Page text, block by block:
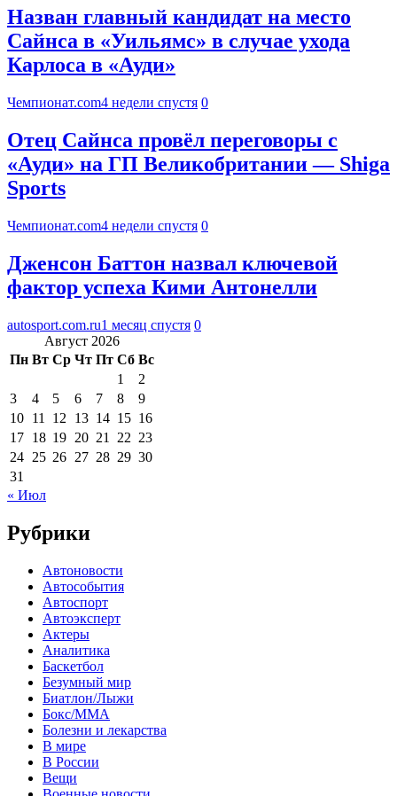
Назван главный кандидат на место
Сайнса в «Уильямс» в случае ухода
Карлоса в «Ауди»
Чемпионат.com4 недели спустя 0
Отец Сайнса провёл переговоры с
«Ауди» на ГП Великобритании — Shiga
Sports
Чемпионат.com4 недели спустя 0
Дженсон Баттон назвал ключевой
фактор успеха Кими Антонелли
autosport.com.ru1 месяц спустя 0
Август 2026
Пн Вт Ср Чт Пт Сб Вс
1
2
3
4 5 6 7 8
9
10 11 12 13 14 15 16
17 18 19 20 21 22 23
24 25 26 27 28 29 30
31
« Июл
Рубрики
Автоновости
Автособытия
Автоспорт
Автоэксперт
Актеры
Аналитика
Баскетбол
Безумный мир
Биатлон/Лыжи
Бокс/MMA
Болезни и лекарства
В мире
В России
Вещи